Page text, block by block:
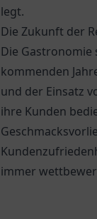
legt.
Die Zukunft der
Die Gastronomie
kommenden
und der Einsatz
ihre Kunden
immer